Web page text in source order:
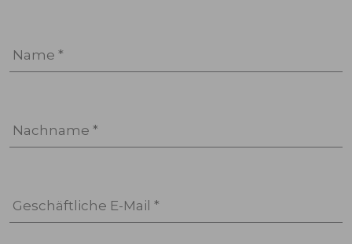
Name *
Nachname *
Geschäftliche E-Mail *